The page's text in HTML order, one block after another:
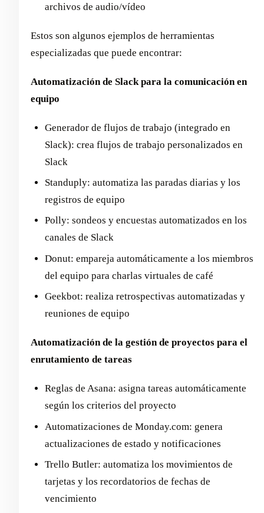
archivos de audio/vídeo
Estos son algunos ejemplos de herramientas
especializadas que puede encontrar:
Automatización de Slack para la comunicación en
equipo
Generador de flujos de trabajo (integrado en
Slack): crea flujos de trabajo personalizados en
Slack
Standuply: automatiza las paradas diarias y los
registros de equipo
Polly: sondeos y encuestas automatizados en los
canales de Slack
Donut: empareja automáticamente a los miembros
del equipo para charlas virtuales de café
Geekbot: realiza retrospectivas automatizadas y
reuniones de equipo
Automatización de la gestión de proyectos para el
enrutamiento de tareas
Reglas de Asana: asigna tareas automáticamente
según los criterios del proyecto
Automatizaciones de Monday.com: genera
actualizaciones de estado y notificaciones
Trello Butler: automatiza los movimientos de
tarjetas y los recordatorios de fechas de
vencimiento